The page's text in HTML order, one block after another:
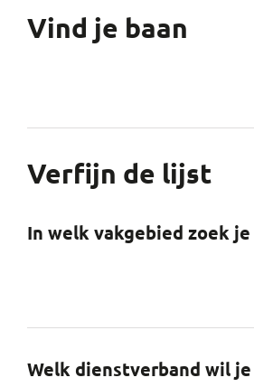
Vind je baan
Verfijn de lijst
In welk vakgebied zoek
Welk dienstverband wil je